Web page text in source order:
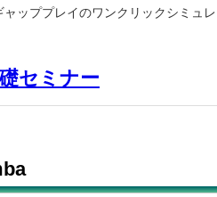
ッププレイのワンクリックシミュ
セミナー